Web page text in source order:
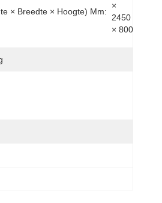
× Breedte × Hoogte) Mm:
×
2450
× 800